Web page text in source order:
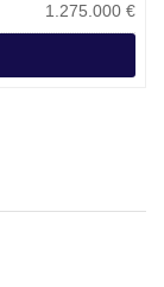
1.275.000 €